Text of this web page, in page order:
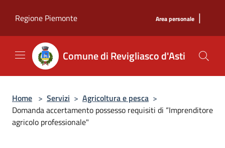
Regione Piemonte
Area personale |
Comune di Revigliasco d'Asti
Home > Servizi > Agricoltura e pesca >
Domanda accertamento possesso requisiti di “Imprenditore
agricolo professionale"